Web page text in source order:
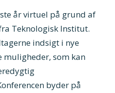
år virtuel på grund af
Teknologisk Institut.
indsigt i nye
muligheder, som kan
byder på